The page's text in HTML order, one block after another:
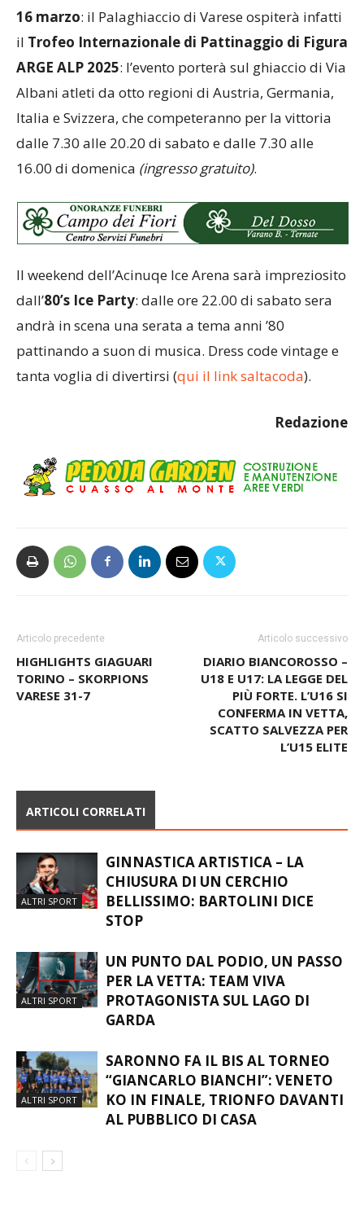
16 marzo: il Palaghiaccio di Varese ospiterà infatti
il Trofeo Internazionale di Pattinaggio di Figura
ARGE ALP 2025: l’evento porterà sul ghiaccio di Via
Albani atleti da otto regioni di Austria, Germania,
Italia e Svizzera, che competeranno per la vittoria
dalle 7.30 alle 20.20 di sabato e dalle 7.30 alle
16.00 di domenica (ingresso gratuito).
Il weekend dell’Acinuqe Ice Arena sarà impreziosito
dall’80’s Ice Party: dalle ore 22.00 di sabato sera
andrà in scena una serata a tema anni ’80
pattinando a suon di musica. Dress code vintage e
tanta voglia di divertirsi (qui il link saltacoda).
Redazione
Articolo precedente
HIGHLIGHTS GIAGUARI
TORINO – SKORPIONS
VARESE 31-7
Articolo successivo
DIARIO BIANCOROSSO –
U18 E U17: LA LEGGE DEL
PIÙ FORTE. L’U16 SI
CONFERMA IN VETTA,
SCATTO SALVEZZA PER
L’U15 ELITE
ARTICOLI CORRELATI
ALTRI SPORT
GINNASTICA ARTISTICA – LA
CHIUSURA DI UN CERCHIO
BELLISSIMO: BARTOLINI DICE
STOP
ALTRI SPORT
UN PUNTO DAL PODIO, UN PASSO
PER LA VETTA: TEAM VIVA
PROTAGONISTA SUL LAGO DI
GARDA
ALTRI SPORT
SARONNO FA IL BIS AL TORNEO
“GIANCARLO BIANCHI”: VENETO
KO IN FINALE, TRIONFO DAVANTI
AL PUBBLICO DI CASA